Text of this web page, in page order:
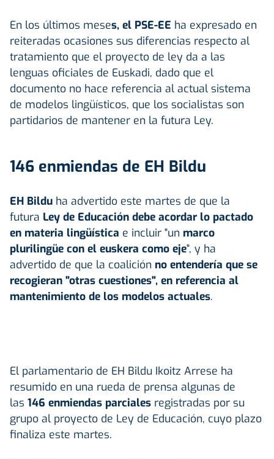
En los últimos meses, el PSE-EE ha expresado en
reiteradas ocasiones sus diferencias respecto al
tratamiento que el proyecto de ley da a las
lenguas oficiales de Euskadi, dado que el
documento no hace referencia al actual sistema
de modelos lingüísticos, que los socialistas son
partidarios de mantener en la futura Ley.
146 enmiendas de EH Bildu
EH Bildu ha advertido este martes de que la
futura Ley de Educación debe acordar lo pactado
en materia lingüística e incluir "un marco
plurilingüe con el euskera como eje", y ha
advertido de que la coalición no entendería que se
recogieran "otras cuestiones", en referencia al
mantenimiento de los modelos actuales.
El parlamentario de EH Bildu Ikoitz Arrese ha
resumido en una rueda de prensa algunas de
las 146 enmiendas parciales registradas por su
grupo al proyecto de Ley de Educación, cuyo plazo
finaliza este martes.